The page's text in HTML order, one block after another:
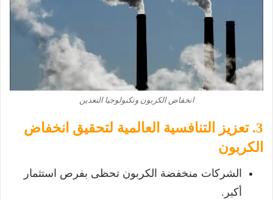
انخفاض الكربون وتكنولوجيا التعدين
3. تعزيز التنافسية العالمية لتحقيق انخفاض
الكربون
الشركات منخفضة الكربون تحظى بفرص استثمار
أكبر.